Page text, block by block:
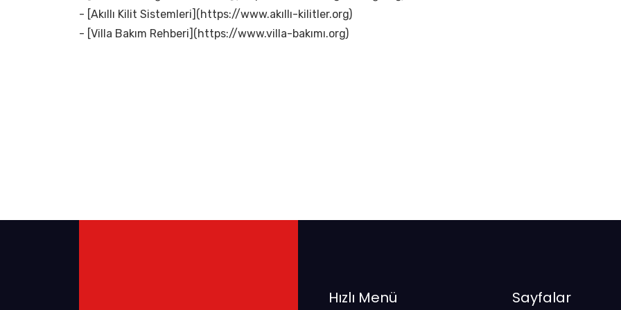
- [Akıllı Kilit Sistemleri](https://www.akıllı-kilitler.org)
- [Villa Bakım Rehberi](https://www.villa-bakımı.org)
Hızlı Menü Sayfalar